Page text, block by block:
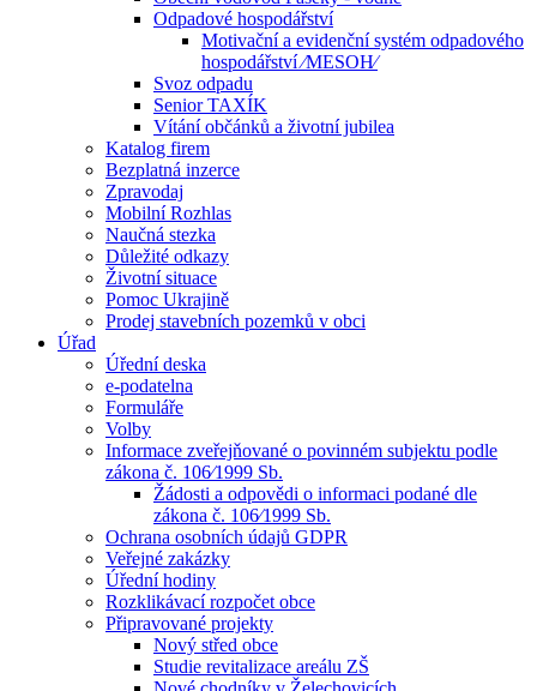
Odpadové hospodářství
Motivační a evidenční systém odpadového
hospodářství ⁄MESOH⁄
Svoz odpadu
Senior TAXÍK
Vítání občánků a životní jubilea
Katalog firem
Bezplatná inzerce
Zpravodaj
Mobilní Rozhlas
Naučná stezka
Důležité odkazy
Životní situace
Pomoc Ukrajině
Prodej stavebních pozemků v obci
Úřad
Úřední deska
e-podatelna
Formuláře
Volby
Informace zveřejňované o povinném subjektu podle
zákona č. 106⁄1999 Sb.
Žádosti a odpovědi o informaci podané dle
zákona č. 106⁄1999 Sb.
Ochrana osobních údajů GDPR
Veřejné zakázky
Úřední hodiny
Rozklikávací rozpočet obce
Připravované projekty
Nový střed obce
Studie revitalizace areálu ZŠ